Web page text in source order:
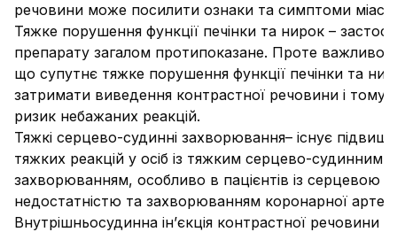
речовини може посилити ознаки та симптоми
Тяжке порушення функції печінки та нирок –
препарату загалом протипоказане. Проте важливо
що супутнє тяжке порушення функції печінки та
затримати виведення контрастної речовини і тому
ризик небажаних реакцій.
Тяжкі серцево-судинні захворювання– існує
тяжких реакцій у осіб із тяжким серцево-судинним
захворюванням, особливо в пацієнтів із серцевою
недостатністю та захворюванням коронарної
Внутрішньосудинна ін’єкція контрастної речовини